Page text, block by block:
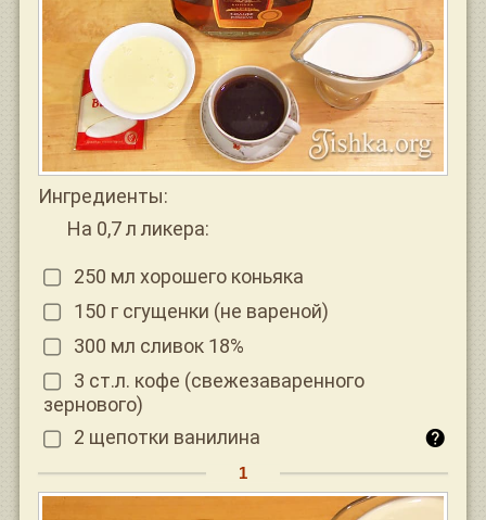
Ингредиенты:
На 0,7 л ликера:
250 мл хорошего коньяка
150 г сгущенки (не вареной)
300 мл сливок 18%
3 ст.л. кофе (свежезаваренного
зернового)
2 щепотки ванилина